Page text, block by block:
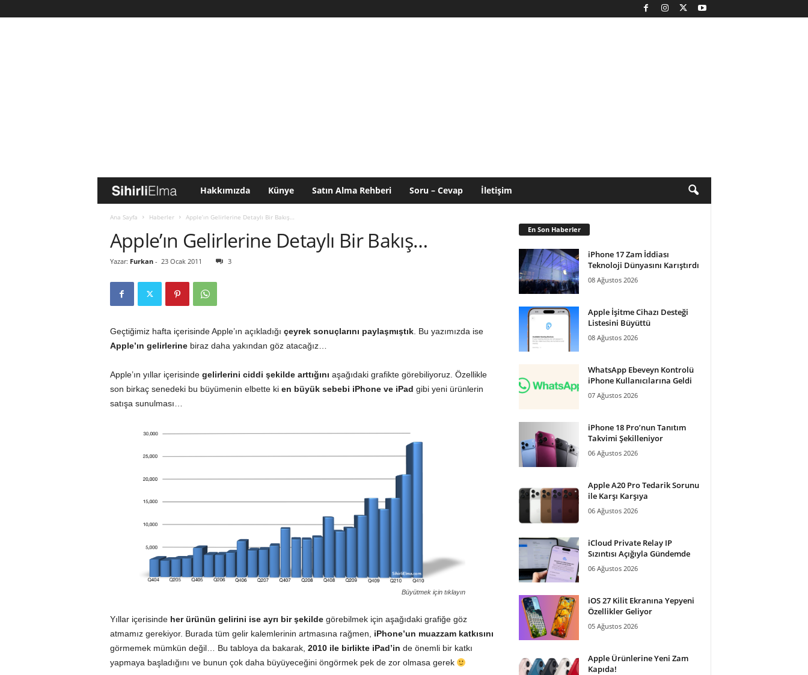
i
h
i
E
a
Hakkımızda Künye Satın Alma Rehberi Soru – Cevap İletişim
Ana Sayfa Haberler Apple’ın Gelirlerine Detaylı Bir Bakış…
Apple’ın Gelirlerine Detaylı Bir Bakış…
Yazar: Furkan- 23 Ocak 2011 3
Geçtiğimiz hafta içerisinde Apple’ın açıkladığı çeyrek sonuçlarını paylaşmıştık. Bu yazımızda ise
Apple’ın gelirlerinebiraz daha yakından göz atacağız…
Apple’ın yıllar içerisinde gelirlerini ciddi şekilde arttığını aşağıdaki grafikte görebiliyoruz. Özellikle
son birkaç senedeki bu büyümenin elbette ki en büyük sebebi iPhone ve iPad gibi yeni ürünlerin
satışa sunulması…
Büyütmek için tıklayın
Yıllar içerisinde her ürünün gelirini ise ayrı bir şekildegörebilmek için aşağıdaki grafiğe göz
atmamız gerekiyor. Burada tüm gelir kalemlerinin artmasına rağmen, iPhone’un muazzam katkısını
görmemek mümkün değil… Bu tabloya da bakarak, 2010 ile birlikte iPad’in de önemli bir katkı
yapmaya başladığını ve bunun çok daha büyüyeceğini öngörmek pek de zor olmasa gerek
En Son Haberler
iPhone 17 Zam İddiası
Teknoloji Dünyasını Karıştırdı
08 Ağustos 2026
Apple İşitme Cihazı Desteği
Listesini Büyüttü
08 Ağustos 2026
WhatsApp Ebeveyn Kontrolü
iPhone Kullanıcılarına Geldi
07 Ağustos 2026
iPhone 18 Pro’nun Tanıtım
Takvimi Şekilleniyor
06 Ağustos 2026
Apple A20 Pro Tedarik Sorunu
ile Karşı Karşıya
06 Ağustos 2026
iCloud Private Relay IP
Sızıntısı Açığıyla Gündemde
06 Ağustos 2026
iOS 27 Kilit Ekranına Yepyeni
Özellikler Geliyor
05 Ağustos 2026
Apple Ürünlerine Yeni Zam
Kapıda!